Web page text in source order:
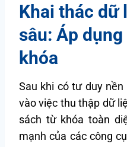
Khai thác dữ
sâu: Áp
khóa
Sau khi có tư duy
vào việc thu thập dữ
sách từ khóa toàn
mạnh của các công